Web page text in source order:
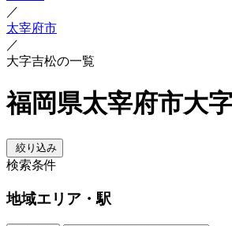
／
太宰府市
／
大字吉松の一覧
福岡県太宰府市大
絞り込み
検索条件
地域エリア・駅